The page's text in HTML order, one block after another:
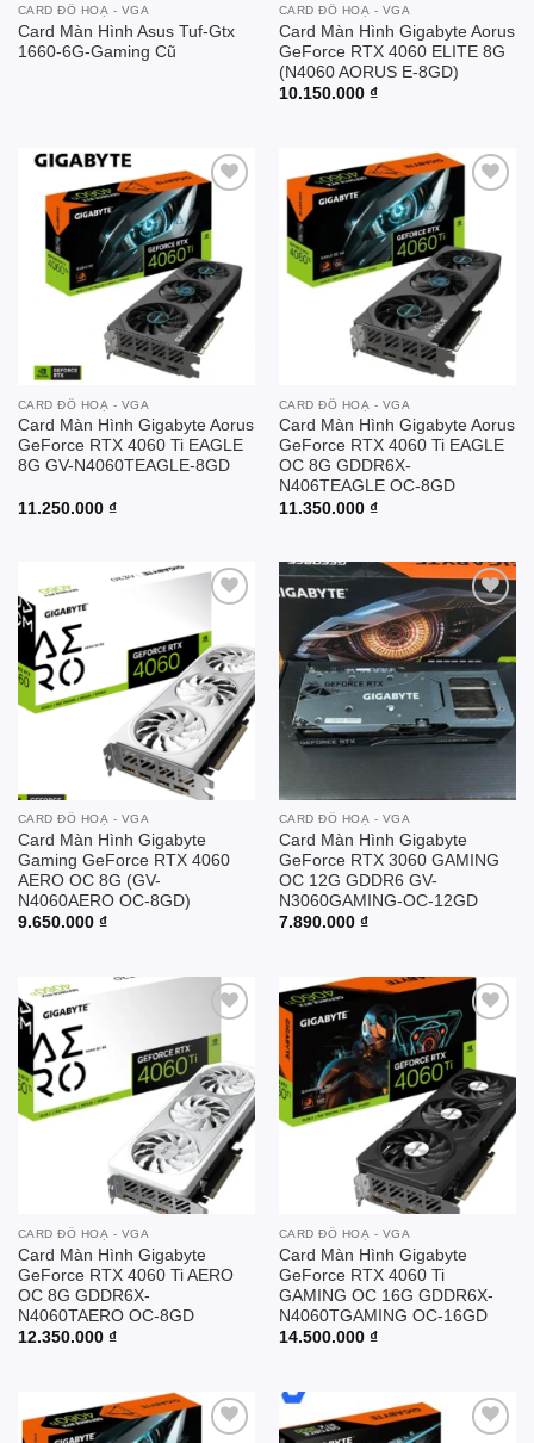
CARD ĐỒ HOẠ - VGA
Card Màn Hình Asus Tuf-Gtx
1660-6G-Gaming Cũ
CARD ĐỒ HOẠ - VGA
Card Màn Hình Gigabyte Aorus
GeForce RTX 4060 ELITE 8G
(N4060 AORUS E-8GD)
10.150.000 ₫
wishlist
CARD ĐỒ HOẠ - VGA
Card Màn Hình Gigabyte Aorus
GeForce RTX 4060 Ti EAGLE
8G GV-N4060TEAGLE-8GD
11.250.000 ₫
wishlist
CARD ĐỒ HOẠ - VGA
Card Màn Hình Gigabyte Aorus
GeForce RTX 4060 Ti EAGLE
OC 8G GDDR6X-
N406TEAGLE OC-8GD
11.350.000 ₫
wishlist
CARD ĐỒ HOẠ - VGA
Card Màn Hình Gigabyte
Gaming GeForce RTX 4060
AERO OC 8G (GV-
N4060AERO OC-8GD)
9.650.000 ₫
Add to
wishlist
CARD ĐỒ HOẠ - VGA
Card Màn Hình Gigabyte
GeForce RTX 3060 GAMING
OC 12G GDDR6 GV-
N3060GAMING-OC-12GD
7.890.000 ₫
Add to
wishlist
CARD ĐỒ HOẠ - VGA
Card Màn Hình Gigabyte
GeForce RTX 4060 Ti AERO
OC 8G GDDR6X-
N4060TAERO OC-8GD
12.350.000 ₫
Add to
wishlist
CARD ĐỒ HOẠ - VGA
Card Màn Hình Gigabyte
GeForce RTX 4060 Ti
GAMING OC 16G GDDR6X-
N4060TGAMING OC-16GD
14.500.000 ₫